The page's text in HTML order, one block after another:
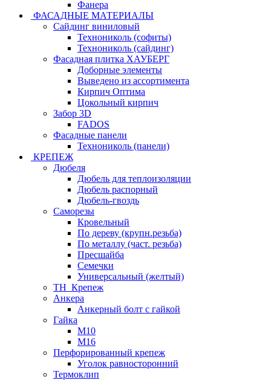
Фанера
ФАСАДНЫЕ МАТЕРИАЛЫ
Сайдинг виниловый
Технониколь (софиты)
Технониколь (сайдинг)
Фасадная плитка ХАУБЕРГ
Доборные элементы
Выведено из ассортимента
Кирпич Оптима
Цокольный кирпич
Забор 3D
FADOS
Фасадные панели
Технониколь (панели)
КРЕПЕЖ
Дюбеля
Дюбель для теплоизоляции
Дюбель распорный
Дюбель-гвоздь
Саморезы
Кровельный
По дереву (крупн.резьба)
По металлу (част. резьба)
Пресшайба
Семечки
Универсальный (желтый)
ТН_Крепеж
Анкера
Анкерный болт с гайкой
Гайка
М10
М16
Перфорированный крепеж
Уголок равносторонний
Термоклип